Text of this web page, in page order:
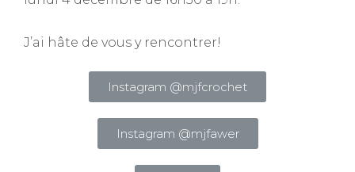
J’ai hâte de vous y rencontrer!
Instagram @mjfcrochet
Instagram @mjfawer